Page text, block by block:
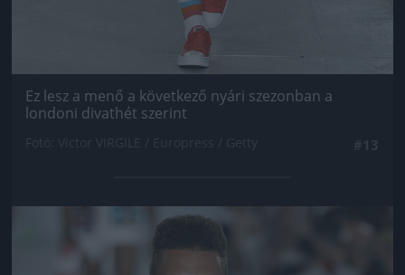
Ez lesz a menő a következő nyári szezonban a
londoni divathét szerint
Jön még kép!